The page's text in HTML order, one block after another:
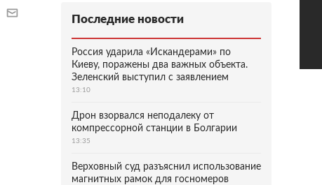
Последние новости
Россия ударила «Искандерами» по
Киеву, поражены два важных объекта.
Зеленский выступил с заявлением
13:10
Дрон взорвался неподалеку от
компрессорной станции в Болгарии
13:35
Верховный суд разъяснил использование
магнитных рамок для госномеров